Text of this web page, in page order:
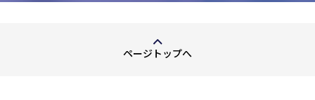
報保護委員会に届出をしたとき
ページトップへ